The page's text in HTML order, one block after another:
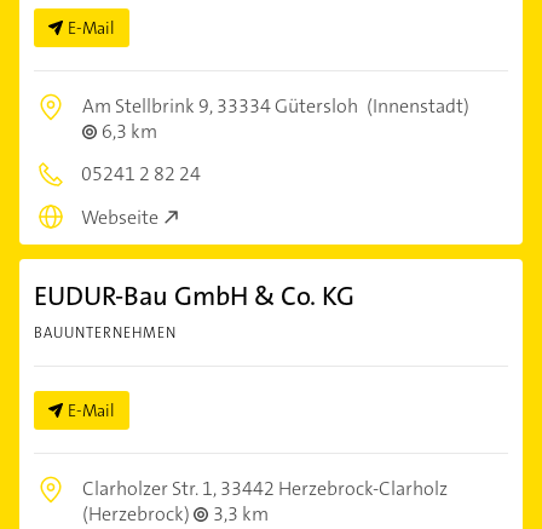
E-Mail
Am Stellbrink 9,33334 Gütersloh (Innenstadt)
6,3 km
05241 2 82 24
Webseite
EUDUR-Bau GmbH & Co. KG
BAUUNTERNEHMEN
E-Mail
Clarholzer Str. 1,33442 Herzebrock-Clarholz
(Herzebrock)
3,3 km